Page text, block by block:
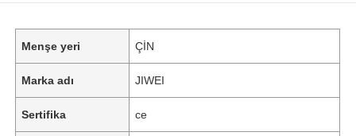
Menşe yeri ÇİN
Marka adı JIWEI
Sertifika ce